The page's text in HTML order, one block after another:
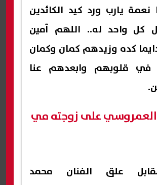
نعمة يارب ورد كيد الكائدين
كل واحد له.. اللهم آمين
كده وزيدهم كمان وكمان
في قلوبهم وابعدهم عنا
على زوجته مي
علق الفنان محمد